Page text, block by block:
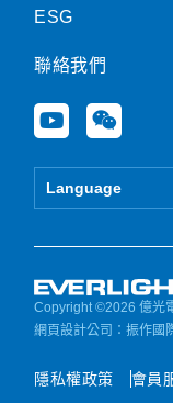
ESG
聯絡我們
Y
o
u
e
W
e
i
Language
Copyright ©2026 億光
網頁設計公司 ：振作國
隱私權政策 會員